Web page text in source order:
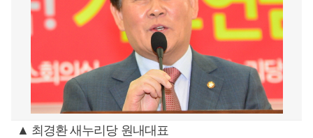
▲ 최경환 새누리당 원내대표